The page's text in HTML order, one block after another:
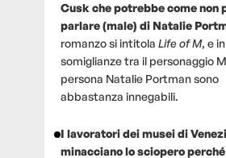
Cusk che potrebbe come non
parlare (male) di Natalie
romanzo si intitola Life of M, e
somiglianze tra il personaggio
persona Natalie Portman sono
abbastanza innegabili.
I lavoratori dei musei di
minacciano lo sciopero